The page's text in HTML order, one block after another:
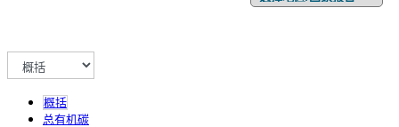
概括
总有机碳